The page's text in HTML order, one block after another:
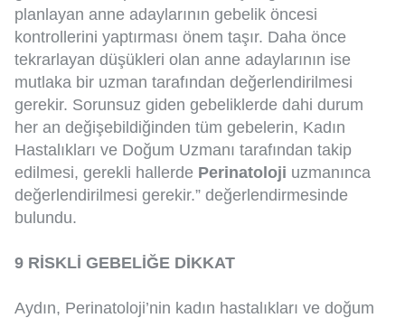
planlayan anne adaylarının gebelik öncesi
kontrollerini yaptırması önem taşır. Daha önce
tekrarlayan düşükleri olan anne adaylarının ise
mutlaka bir uzman tarafından değerlendirilmesi
gerekir. Sorunsuz giden gebeliklerde dahi durum
her an değişebildiğinden tüm gebelerin, Kadın
Hastalıkları ve Doğum Uzmanı tarafından takip
edilmesi, gerekli hallerde Perinatoloji uzmanınca
değerlendirilmesi gerekir.” değerlendirmesinde
bulundu.
9 RİSKLİ GEBELİĞE DİKKAT
Aydın, Perinatoloji’nin kadın hastalıkları ve doğum